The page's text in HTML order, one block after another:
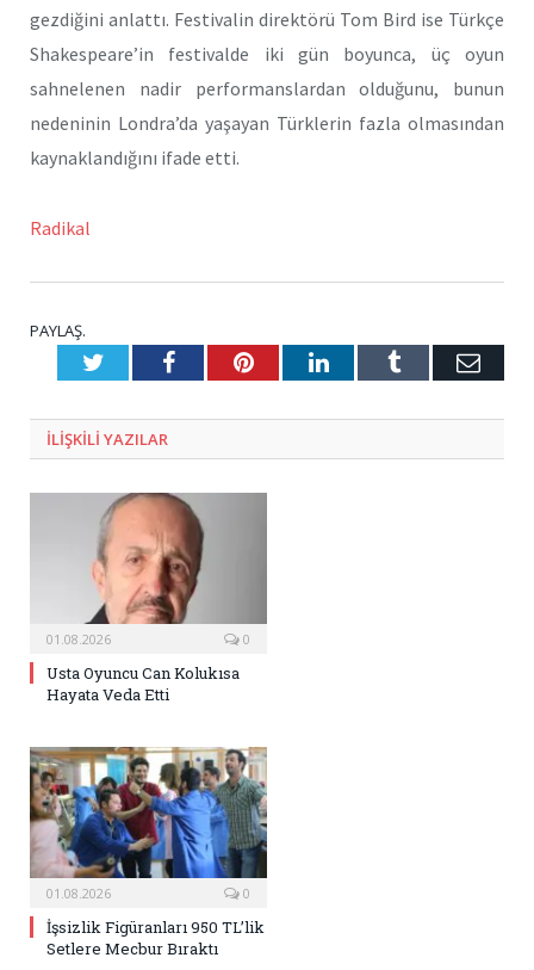
gezdiğini anlattı. Festivalin direktörü Tom Bird ise Türkçe
Shakespeare’in festivalde iki gün boyunca, üç oyun
sahnelenen nadir performanslardan olduğunu, bunun
nedeninin Londra’da yaşayan Türklerin fazla olmasından
kaynaklandığını ifade etti.
Radikal
PAYLAŞ.
TwitterFacebookPinterestLinkedInTumblr E-
ILIŞKILI YAZILAR
01.08.2026 0
Usta Oyuncu Can Kolukısa
Hayata Veda Etti
01.08.2026 0
İşsizlik Figüranları 950 TL’lik
Setlere Mecbur Bıraktı